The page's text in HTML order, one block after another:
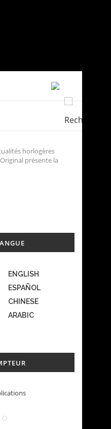
horlogères
présente la
ENGLISH
ESPAÑOL
CHINESE
ARABIC
Parmigiani Fleurier